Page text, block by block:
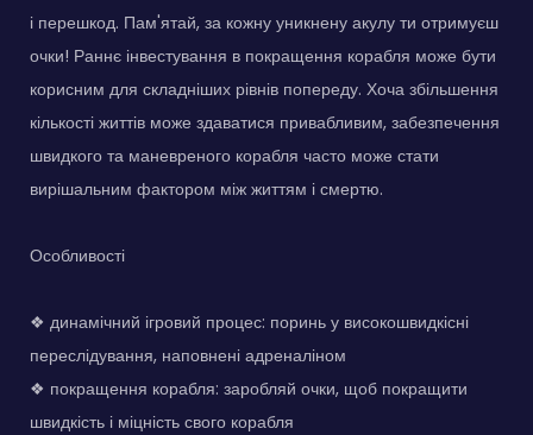
і перешкод. Пам'ятай, за кожну уникнену акулу ти отримуєш
очки! Раннє інвестування в покращення корабля може бути
корисним для складніших рівнів попереду. Хоча збільшення
кількості життів може здаватися привабливим, забезпечення
швидкого та маневреного корабля часто може стати
вирішальним фактором між життям і смертю.
Особливості
❖ динамічний ігровий процес: поринь у високошвидкісні
переслідування, наповнені адреналіном
❖ покращення корабля: заробляй очки, щоб покращити
швидкість і міцність свого корабля